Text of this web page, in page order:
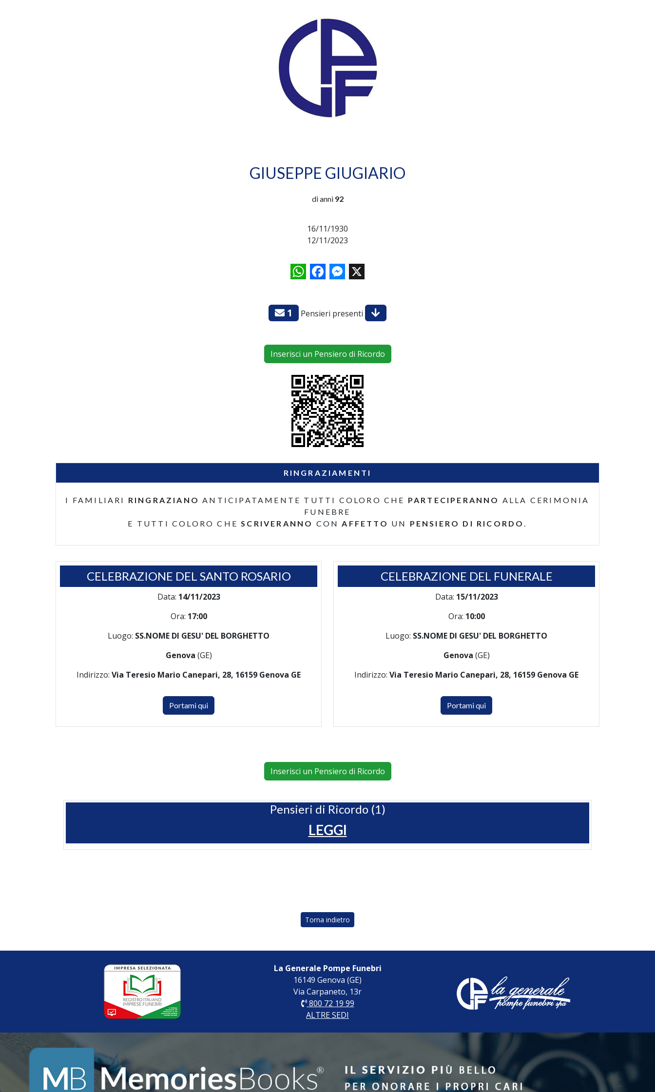
GIUSEPPE GIUGIARIO
di anni 92
16/11/1930
12/11/2023
WhatsAppFacebookMessenger
X
1 Pensieri presenti
Inserisci un Pensiero di Ricordo
RINGRAZIAMENTI
I FAMILIARI RINGRAZIANO ANTICIPATAMENTE TUTTI COLORO CHE PARTECIPERANNO ALLA CERIMONIA
FUNEBRE
E TUTTI COLORO CHESCRIVERANNO CONAFFETTO UN PENSIERO DI RICORDO.
CELEBRAZIONE DEL SANTO ROSARIO
Data: 14/11/2023
Ora: 17:00
Luogo: SS.NOME DI GESU' DEL BORGHETTO
Genova (GE)
Indirizzo: Via Teresio Mario Canepari, 28, 16159 Genova GE
Portami qui
CELEBRAZIONE DEL FUNERALE
Data: 15/11/2023
Ora: 10:00
Luogo: SS.NOME DI GESU' DEL BORGHETTO
Genova (GE)
Indirizzo: Via Teresio Mario Canepari, 28, 16159 Genova GE
Portami qui
Inserisci un Pensiero di Ricordo
Pensieri di Ricordo (1)
LEGGI
Torna indietro
La Generale Pompe Funebri
16149 Genova (GE)
Via Carpaneto, 13r
800 72 19 99
ALTRE SEDI